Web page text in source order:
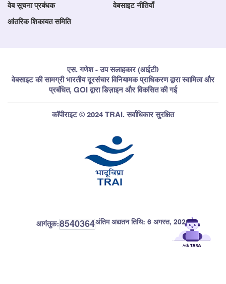
वेब सूचना प्रबंधक वेबसाइट नीतियाँ
आंतरिक शिकायत समिति
एस. गणेश - उप सलाहकार (आईटी)
वेबसाइट की सामग्री भारतीय दूरसंचार विनियामक प्राधिकरण द्वारा स्वामित्व और
प्रबंधित, GOI द्वारा डिज़ाइन और विकसित की गई
कॉपीराइट © 2024 TRAI. सर्वाधिकार सुरक्षित
आगंतुक:8540364अंतिम अद्यतन तिथि: 6 अगस्त, 2026